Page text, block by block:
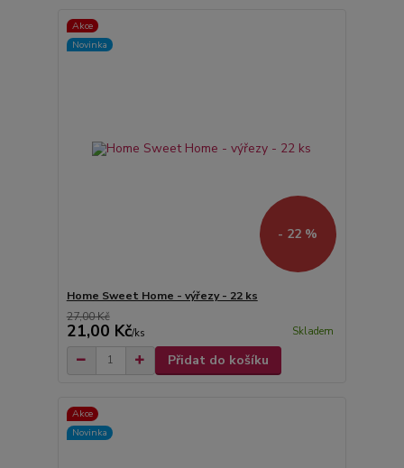
Akce
Novinka
- 22 %
Home Sweet Home - výřezy - 22 ks
27,00 Kč
21,00 Kč/ks Skladem
Přidat do košíku
Akce
Novinka